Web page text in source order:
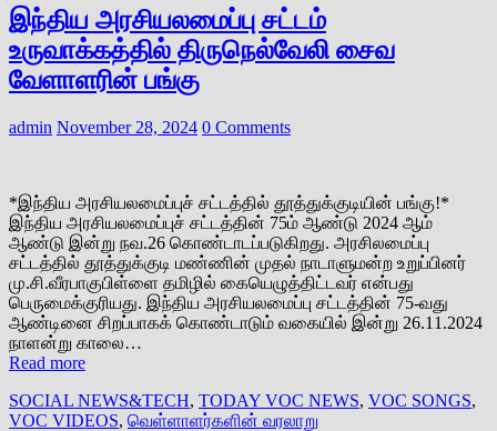
இந்திய அரசியலமைப்பு சட்டம்
உருவாக்கத்தில் திருநெல்வேலி சைவ
வேளாளரின் பங்கு
admin November 28, 2024 0 Comments
*இந்திய அரசியலமைப்புச் சட்டத்தில் தூத்துக்குடியின் பங்கு!*
இந்திய அரசியலமைப்புச் சட்டத்தின் 75ம் ஆண்டு 2024 ஆம்
ஆண்டு இன்று நவ.26 கொண்டாடப்படுகிறது. அரசிலமைப்பு
சட்டத்தில் தூத்துக்குடி மண்ணின் முதல் நாடாளுமன்ற உறுப்பினர்
மு.சி.வீரபாகுபிள்ளை தமிழில் கையெழுத்திட்டவர் என்பது
பெருமைக்குரிய‌து. இந்திய அரசியலமைப்பு சட்டத்தின் 75-வது
ஆண்டினை சிறப்பாகக் கொண்டாடும் வகையில் இன்று 26.11.2024
நாளன்று காலை…
Read more
SOCIAL NEWS&TECH, TODAY VOC NEWS, VOC SONGS,
VOC VIDEOS, வெள்ளாளர்களின் வரலாறு